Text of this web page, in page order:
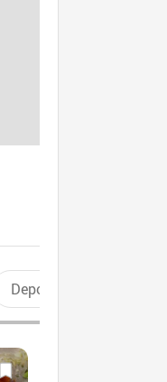
Deportes recreativos